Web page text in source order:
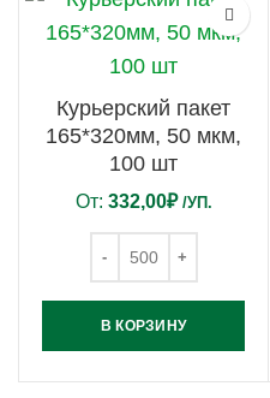
Курьерский пакет
165*320мм, 50 мкм,
100 шт
От: 332,00₽ /УП.
В КОРЗИНУ